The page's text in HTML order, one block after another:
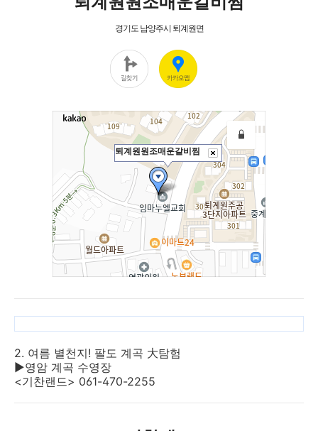
2. 여름 별천지! 팔도 계곡 大탐험
▶영암 계곡 수영장
<기찬랜드> 061-470-2255